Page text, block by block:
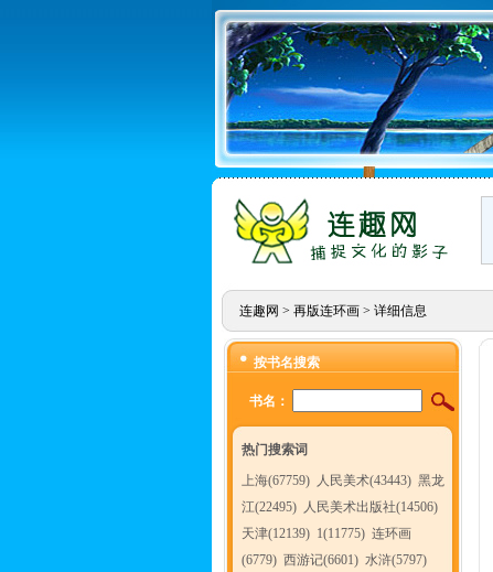
连趣网 > 再版连环画> 详细信息
按书名搜索
书名：
热门搜索词
上海(67759) 人民美术(43443) 黑龙
江(22495) 人民美术出版社(14506)
天津(12139) 1(11775) 连环画
(6779) 西游记(6601) 水浒(5797)